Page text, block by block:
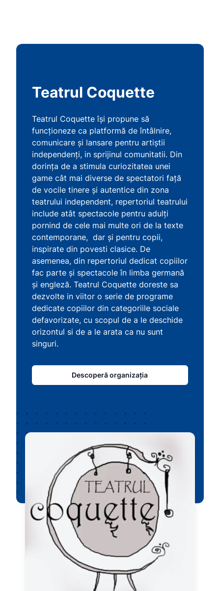
Teatrul Coquette
Teatrul Coquette își propune să
funcționeze ca platformă de întâlnire,
comunicare și lansare pentru artiștii
independenți, in sprijinul comunitatii. Din
dorința de a stimula curiozitatea unei
game cât mai diverse de spectatori față
de vocile tinere și autentice din zona
teatrului independent, repertoriul teatrului
include atât spectacole pentru adulți
pornind de cele mai multe ori de la texte
contemporane, dar și pentru copii,
inspirate din povesti clasice. De
asemenea, din repertoriul dedicat copiilor
fac parte și spectacole în limba germană
și engleză. Teatrul Coquette doreste sa
dezvolte in viitor o serie de programe
dedicate copiilor din categoriile sociale
defavorizate, cu scopul de a le deschide
orizontul si de a le arata ca nu sunt
singuri.
Descoperă organizația